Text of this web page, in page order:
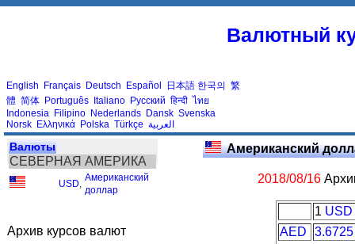
Валютный
English Français Deutsch Español 日本語 한국의 繁
體 简体 Português Italiano Русский हिन्दी ไทย
Indonesia Filipino Nederlands Dansk Svenska
Norsk Ελληνικά Polska Türkçe العربية
Валюты
СЕВЕРНАЯ АМЕРИКА
USD
Американский
доллар
Архив курсов валют
Американский
2018/08/16
1 USD
AED
3.6725